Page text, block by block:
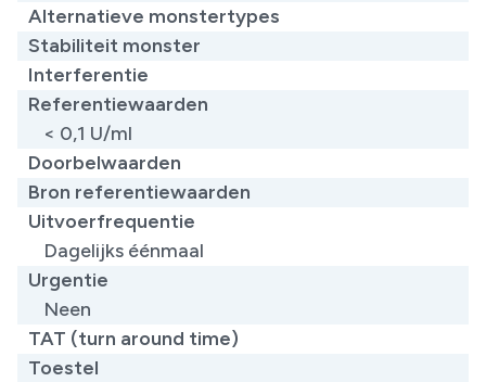
Alternatieve monstertypes
Stabiliteit monster
Interferentie
Referentiewaarden
< 0,1 U/ml
Doorbelwaarden
Bron referentiewaarden
Uitvoerfrequentie
Dagelijks éénmaal
Urgentie
Neen
TAT (turn around time)
Toestel